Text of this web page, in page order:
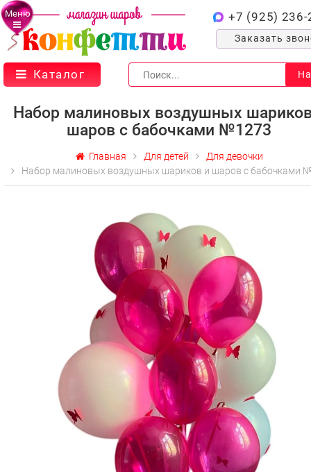
Меню +7 (925) 236-
Заказать
Каталог
Набор малиновых воздушных
шаров с бабочками №1273
Главная Для детей
Для девочки
Набор малиновых воздушных шариков и шаров с бабочками